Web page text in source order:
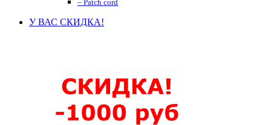
– Patch cord
У ВАС СКИДКА!